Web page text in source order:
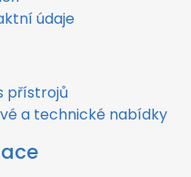
údaje
přístrojů
a technické nabídky